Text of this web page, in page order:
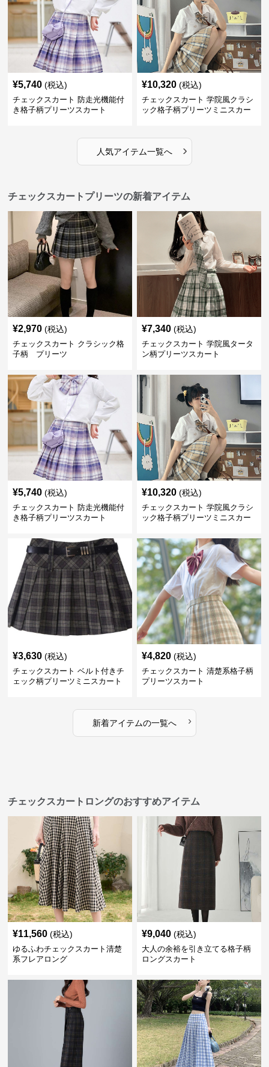
¥5,740 (税込)
チェックスカート 防走光機能付
き格子柄プリーツスカート
¥10,320 (税込)
チェックスカート 学院風クラシ
ック格子柄プリーツミニスカー
人気アイテム一覧へ ›
チェックスカートプリーツの新着アイテム
¥2,970 (税込)
チェックスカート クラシック格
子柄 プリーツ
¥7,340 (税込)
チェックスカート 学院風タータ
ン柄プリーツスカート
¥5,740 (税込)
チェックスカート 防走光機能付
き格子柄プリーツスカート
¥10,320 (税込)
チェックスカート 学院風クラシ
ック格子柄プリーツミニスカー
¥3,630 (税込)
チェックスカート ベルト付きチ
ェック柄プリーツミニスカート
¥4,820 (税込)
チェックスカート 清楚系格子柄
プリーツスカート
新着アイテムの一覧へ ›
チェックスカートロングのおすすめアイテム
¥11,560 (税込)
ゆるふわチェックスカート清楚
系フレアロング
¥9,040 (税込)
大人の余裕を引き立てる格子柄
ロングスカート